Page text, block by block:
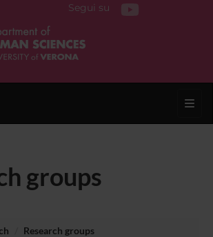
Segui su
groups
Research groups